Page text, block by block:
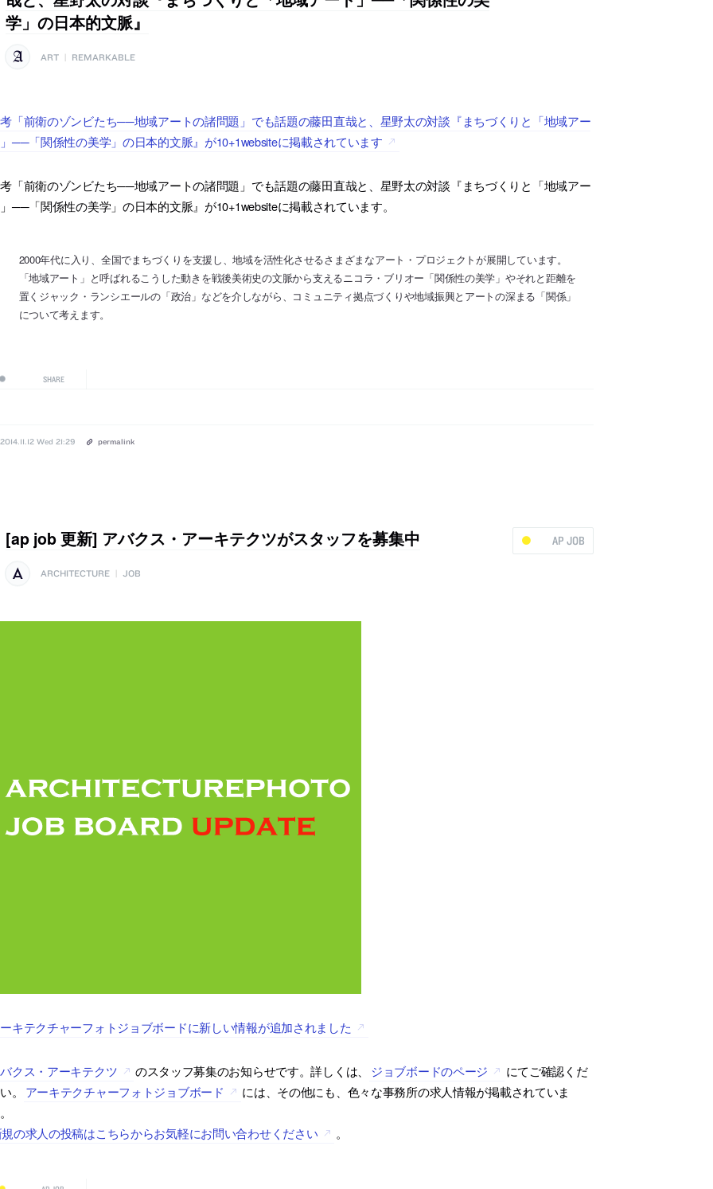
学」の日本的文脈』
ART | REMARKABLE
「前衛のゾンビたち──地域アートの諸問題」でも話題の藤田直哉と、星野太の対談『まちづくりと「地域アー
──「関係性の美学」の日本的文脈』が10+1websiteに掲載されています
「前衛のゾンビたち──地域アートの諸問題」でも話題の藤田直哉と、星野太の対談『まちづくりと「地域アー
──「関係性の美学」の日本的文脈』が10+1websiteに掲載されています。
2000年代に入り、全国でまちづくりを支援し、地域を活性化させるさまざまなアート・プロジェクトが展開しています。
「地域アート」と呼ばれるこうした動きを戦後美術史の文脈から支えるニコラ・ブリオー「関係性の美学」やそれと距離を
置くジャック・ランシエールの「政治」などを介しながら、コミュニティ拠点づくりや地域振興とアートの深まる「関係」
について考えます。
SHARE
2014.11.12 Wed 21:29 permalink
AP JOB
[ap job 更新] アバクス・アーキテクツがスタッフを募集中
ARCHITECTURE JOB
キテクチャーフォトジョブボードに新しい情報が追加されました
クス・アーキテクツ のスタッフ募集のお知らせです。詳しくは、 ジョブボードのページ
にてご確認くだ
。
アーキテクチャーフォトジョブボード
には、その他にも、色々な事務所の求人情報が掲載されていま
の求人の投稿はこちらからお気軽にお問い合わせください
。